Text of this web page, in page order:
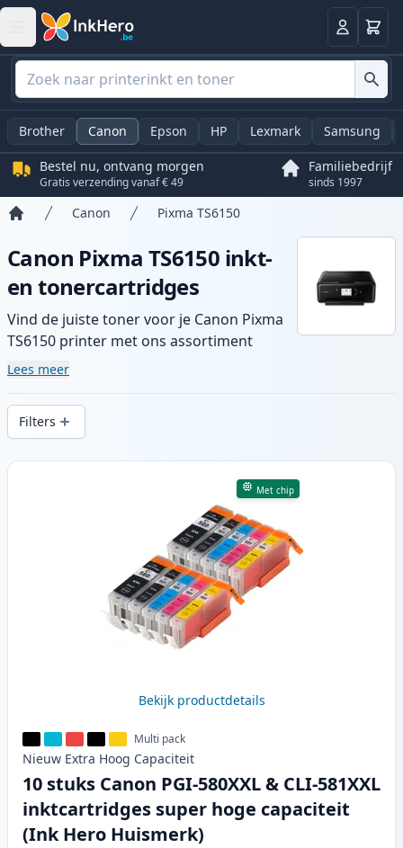
Log in
Brother Canon Epson HP Lexmark Samsung
Bestel nu, ontvang morgen
Gratis verzending vanaf € 49
Familiebedrijf
sinds 1997
Canon Pixma TS6150
Canon Pixma TS6150 inkt-
en tonercartridges
Vind de juiste toner voor je Canon Pixma
TS6150 printer met ons assortiment
compatibele en high-yield cartridges.
snelle levering vanuit lokale voorraad in .
Lees meer
Filters
Producten
Met chip
Bekijk productdetails
Multi pack
Nieuw Extra Hoog Capaciteit
10 stuks Canon PGI-580XXL & CLI-581XXL
inktcartridges super hoge capaciteit
(Ink Hero Huismerk)